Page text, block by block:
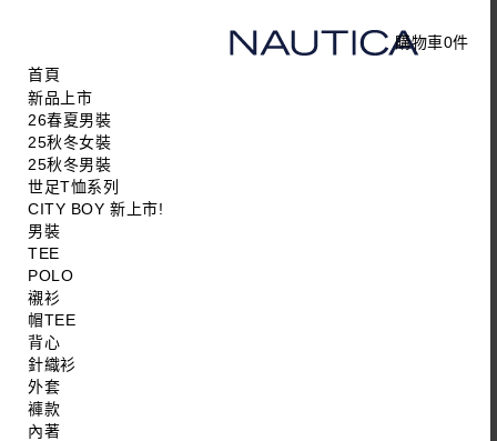
購物車0件
首頁
新品上市
26春夏男裝
25秋冬女裝
25秋冬男裝
世足T恤系列
CITY BOY 新上市!
男裝
TEE
POLO
襯衫
帽TEE
背心
針織衫
外套
褲款
內著